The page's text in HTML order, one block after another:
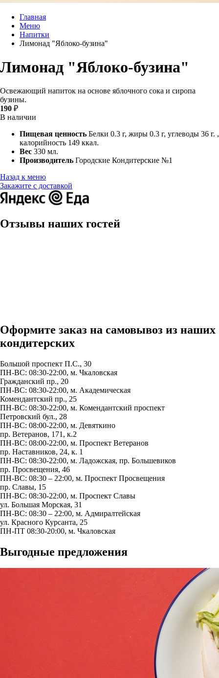
Главная
Меню
Напитки
Лимонад "Яблоко-бузина"
Лимонад "Яблоко-бузина"
Освежающий напиток на основе яблочного сока и сиропа
бузины.
190 ₽
В наличии
Пищевая ценность Белки 0.3 г, жиры 0.3 г, углеводы 36 г. ,
калорийность 149 ккал.
Вес 330 мл.
Производитель Городские Кондитерские №1
Назад к меню
Закажите с доставкой
Отзывы наших гостей
Оформите заказ на самовывоз из наших
кондитерских
Большой проспект П.С., 30
ПН-ВС: 08:30-22:00, м. Чкаловская
Гражданский пр., 20
ПН-ВС: 08:30-22:00, м. Академическая
Комендантский пр., 25
ПН-ВС: 08:30-22:00, м. Комендантский проспект
Петровский бул., 28
ПН-ВС: 08:00-22:00, м. Девяткино
пр. Ветеранов, 171, к.2
ПН-ВС: 08:00-22:00, м. Проспект Ветеранов
пр. Наставников, 24, к. 1
ПН-ВС: 08:30-22:00, м. Ладожская, пр. Большевиков
пр. Просвещения, 46
ПН-ВС: 08:30 – 22:00, м. Проспект Просвещения
пр. Славы, 15
ПН-ВС: 08:30-22:00, м. Проспект Славы
ул. Большая Морская, 31
ПН-ВС: 08:30 – 22:00, м. Адмиралтейская
ул. Красного Курсанта, 25
ПН-ПТ 08:30-20:00, м. Чкаловская
Выгодные предложения